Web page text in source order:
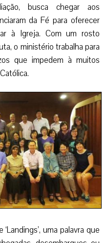
busca chegar aos
da Fé para oferecer
à Igreja. Com um rosto
o ministério trabalha para
que impedem à muitos
uma palavra que